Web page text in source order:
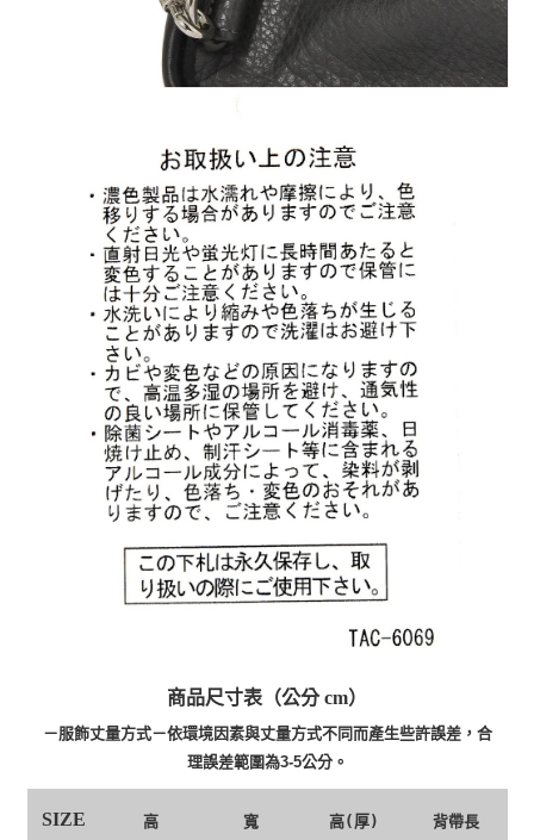
商品尺寸表（公分 cm）
－服飾丈量方式－依環境因素與丈量方式不同而產生些許誤差，合
理誤差範圍為3-5公分。
SIZE 高 寬 高(厚) 背帶長